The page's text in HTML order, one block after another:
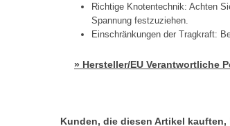
Richtige Knotentechnik: Achten
Spannung festzuziehen.
Einschränkungen der Tragkraft:
» Hersteller/EU Verantwortliche
Kunden, die diesen Artikel